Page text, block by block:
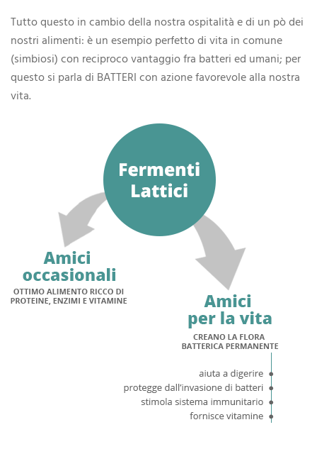
Tutto questo in cambio della nostra ospitalità e di un pò dei
nostri alimenti: è un esempio perfetto di vita in comune
(simbiosi) con reciproco vantaggio fra batteri ed umani; per
questo si parla di BATTERI con azione favorevole alla nostra
vita.